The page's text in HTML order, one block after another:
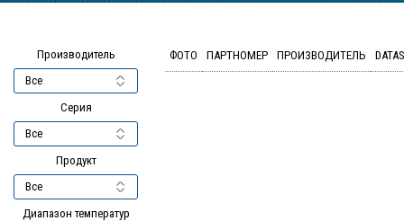
Производитель
Серия
Продукт
Диапазон температур
ФОТО ПАРТНОМЕР ПРОИЗВОДИТЕЛЬ